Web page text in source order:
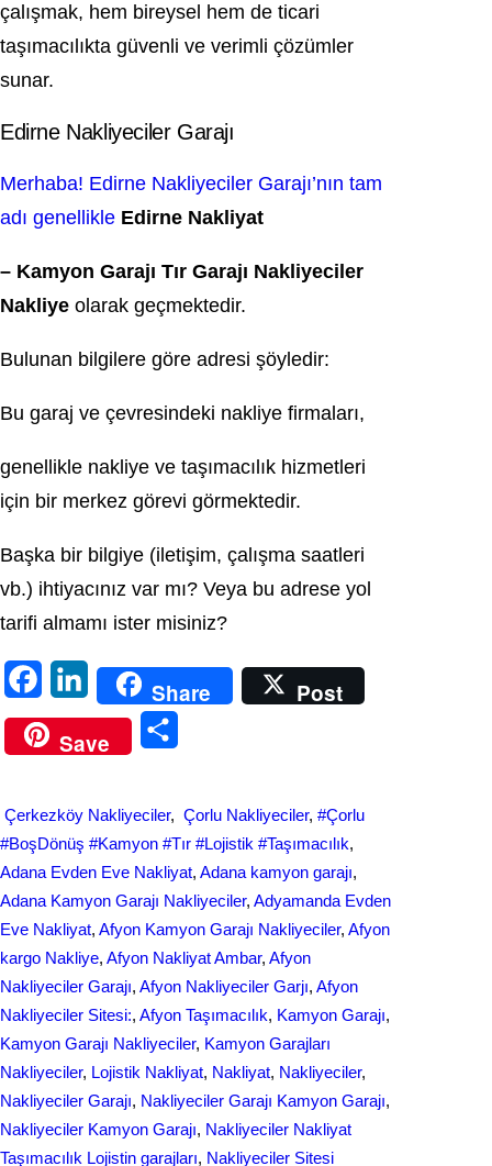
çalışmak, hem bireysel hem de ticari
taşımacılıkta güvenli ve verimli çözümler
sunar.
Edirne Nakliyeciler Garajı
Merhaba! Edirne Nakliyeciler Garajı’nın tam
adı genellikle Edirne Nakliyat
– Kamyon Garajı Tır Garajı Nakliyeciler
Nakliye olarak geçmektedir.
Bulunan bilgilere göre adresi şöyledir:
Bu garaj ve çevresindeki nakliye firmaları,
genellikle nakliye ve taşımacılık hizmetleri
için bir merkez görevi görmektedir.
Başka bir bilgiye (iletişim, çalışma saatleri
vb.) ihtiyacınız var mı? Veya bu adrese yol
tarifi almamı ister misiniz?
a
c
o
o
k
i
n
d
I
n
Share
Post
Save
r
e
Çerkezköy Nakliyeciler, Çorlu Nakliyeciler, #Çorlu
#BoşDönüş #Kamyon #Tır #Lojistik #Taşımacılık
Adana Evden Eve Nakliyat, Adana kamyon garajı
Adana Kamyon Garajı Nakliyeciler, Adyamanda Evden
Eve Nakliyat, Afyon Kamyon Garajı Nakliyeciler, Afyon
kargo Nakliye, Afyon Nakliyat Ambar, Afyon
Nakliyeciler Garajı, Afyon Nakliyeciler Garjı, Afyon
Nakliyeciler Sitesi:, Afyon Taşımacılık, Kamyon Garajı
Kamyon Garajı Nakliyeciler, Kamyon Garajları
Nakliyeciler, Lojistik Nakliyat, Nakliyat, Nakliyeciler
Nakliyeciler Garajı, Nakliyeciler Garajı Kamyon Garajı
Nakliyeciler Kamyon Garajı, Nakliyeciler Nakliyat
Taşımacılık Lojistin garajları, Nakliyeciler Sitesi